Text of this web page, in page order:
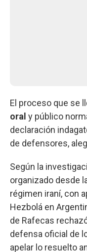
El proceso que se
oral y público
declaración
de defensores,
Según la
organizado desde
régimen iraní, con
Hezbolá en
de Rafecas
defensa oficial de
apelar lo resuelto